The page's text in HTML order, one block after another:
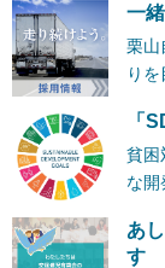
一
栗山
り
「
貧困
な開
あ
す